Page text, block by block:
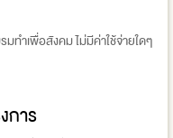
ทำเพื่อสังคม ไม่มีค่าใช้จ่ายใดๆ
การ